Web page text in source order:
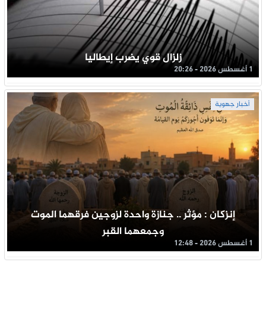
زلزال قوي يضرب إيطاليا
1 أغسطس 2026 - 20:26
أخبار جهوية
إنزكان : مؤثر .. جنازة واحدة لزوجين فرقهما الموت
وجمعهما القبر
1 أغسطس 2026 - 12:48